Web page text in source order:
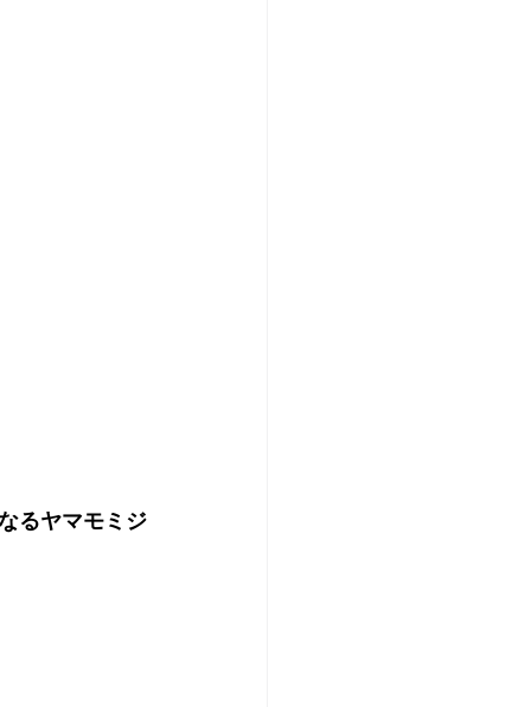
るヤマモミジ